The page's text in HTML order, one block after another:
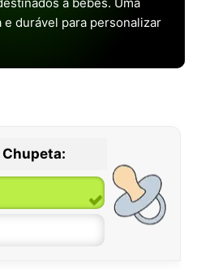
durável para personalizar